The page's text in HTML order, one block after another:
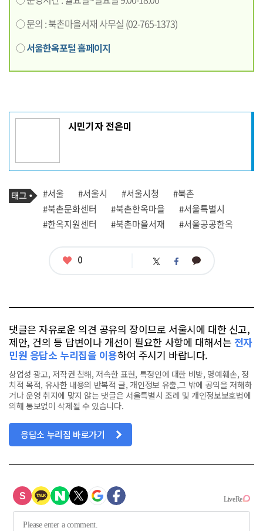
○ 문의 : 북촌마을서재 사무실 (02-765-1373)
○서울한옥포털 홈페이지
기
자
프
필
시민기자 전은미
기
사
관
련
태
태
그
#서울 #서울시 #서울시청
#북촌
#북촌문화센터
#북촌한옥마을
#서울특별시
#한옥지원센터
#북촌마을서재 #서울공공한옥
좋
0 트 페 카
댓글은 자유로운 의견 공유의 장이므로 서울시에 대한 신고,
제안, 건의 등 답변이나 개선이 필요한 사항에 대해서는 전자
민원 응답소 누리집을 이용하여 주시기 바랍니다.
상업성 광고, 저작권 침해, 저속한 표현, 특정인에 대한 비방, 명예훼손, 정
치적 목적, 유사한 내용의 반복적 글, 개인정보 유출,그 밖에 공익을 저해하
거나 운영 취지에 맞지 않는 댓글은 서울특별시 조례 및 개인정보보호법에
의해 통보없이 삭제될 수 있습니다.
응답소 누리집 바로가기